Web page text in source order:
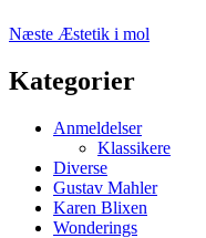
Næste Æstetik i mol
Kategorier
Anmeldelser
Klassikere
Diverse
Gustav Mahler
Karen Blixen
Wonderings